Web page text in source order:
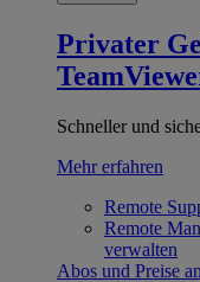
Privater
Schneller und
Mehr erfahren
Remote
Remote
verwalten
Abos und Preise